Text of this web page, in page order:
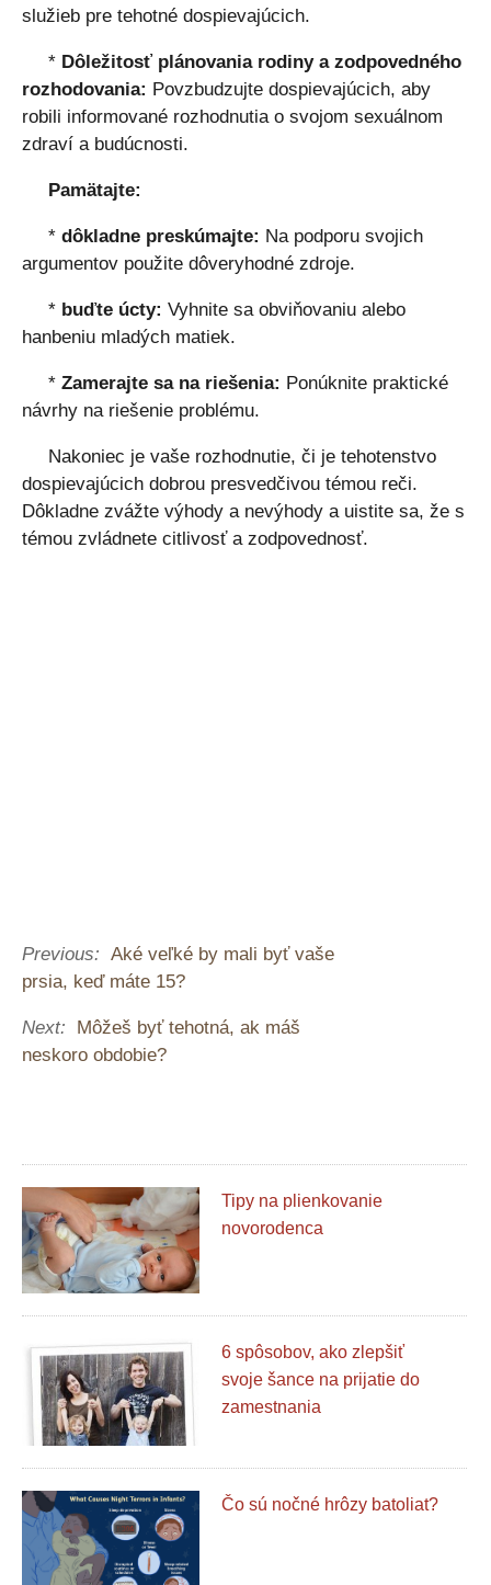
služieb pre tehotné dospievajúcich.
* Dôležitosť plánovania rodiny a zodpovedného
rozhodovania: Povzbudzujte dospievajúcich, aby
robili informované rozhodnutia o svojom sexuálnom
zdraví a budúcnosti.
Pamätajte:
* dôkladne preskúmajte: Na podporu svojich
argumentov použite dôveryhodné zdroje.
* buďte úcty: Vyhnite sa obviňovaniu alebo
hanbeniu mladých matiek.
* Zamerajte sa na riešenia: Ponúknite praktické
návrhy na riešenie problému.
Nakoniec je vaše rozhodnutie, či je tehotenstvo
dospievajúcich dobrou presvedčivou témou reči.
Dôkladne zvážte výhody a nevýhody a uistite sa, že s
témou zvládnete citlivosť a zodpovednosť.
Previous: Aké veľké by mali byť vaše
prsia, keď máte 15?
Next:
Môžeš byť tehotná, ak máš
neskoro obdobie?
Tipy na plienkovanie
novorodenca
6 spôsobov, ako zlepšiť
svoje šance na prijatie do
zamestnania
Čo sú nočné hrôzy batoliat?